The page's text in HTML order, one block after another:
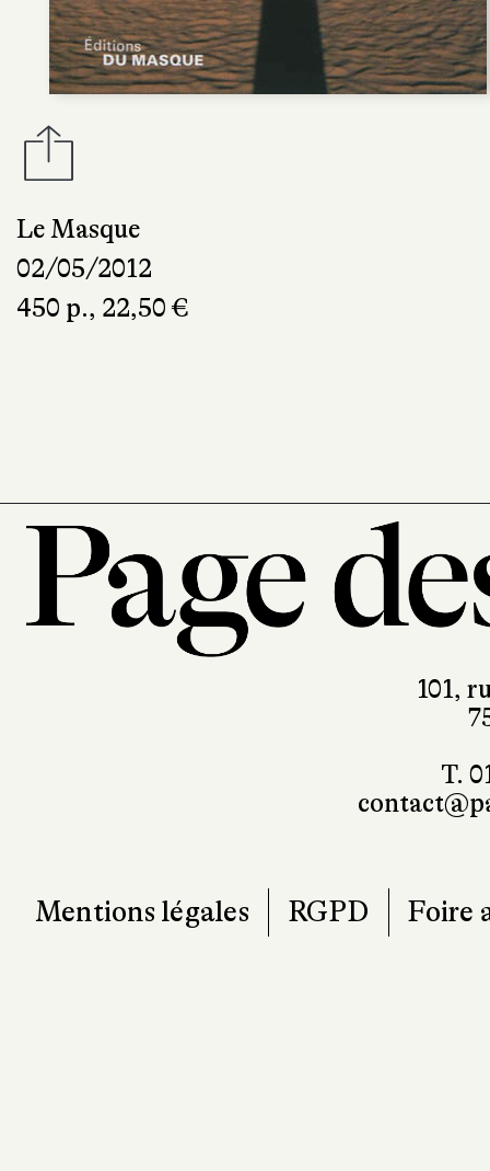
Le Masque
02/05/2012
450 p., 22,50 €
101,
T.
Mentions légales RGPD Foire